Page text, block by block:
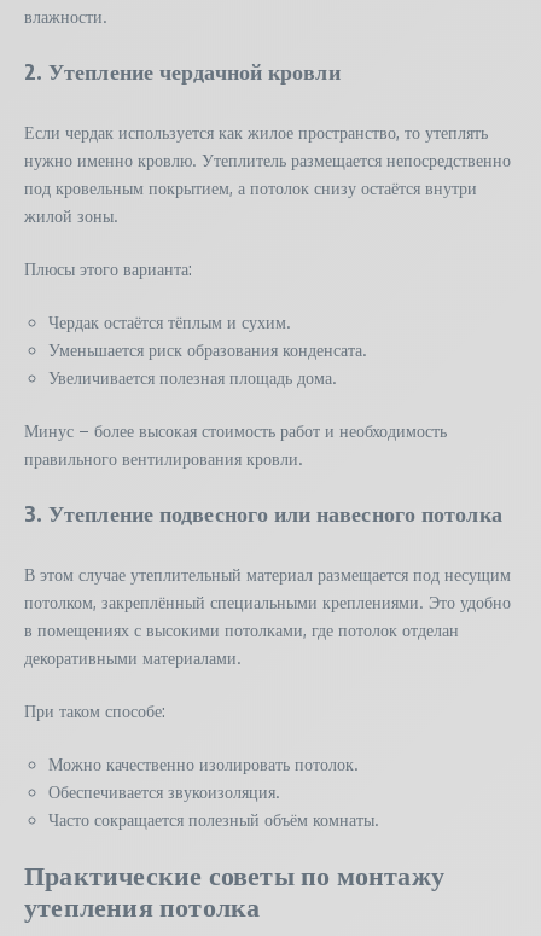
влажности.
2. Утепление чердачной кровли
Если чердак используется как жилое пространство, то утеплять
нужно именно кровлю. Утеплитель размещается непосредственно
под кровельным покрытием, а потолок снизу остаётся внутри
жилой зоны.
Плюсы этого варианта:
Чердак остаётся тёплым и сухим.
Уменьшается риск образования конденсата.
Увеличивается полезная площадь дома.
Минус – более высокая стоимость работ и необходимость
правильного вентилирования кровли.
3. Утепление подвесного или навесного потолка
В этом случае утеплительный материал размещается под несущим
потолком, закреплённый специальными креплениями. Это удобно
в помещениях с высокими потолками, где потолок отделан
декоративными материалами.
При таком способе:
Можно качественно изолировать потолок.
Обеспечивается звукоизоляция.
Часто сокращается полезный объём комнаты.
Практические советы по монтажу
утепления потолка